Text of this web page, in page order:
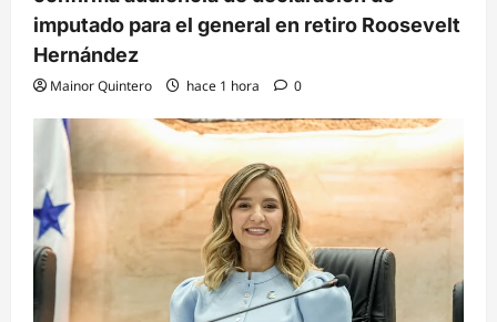
imputado para el general en retiro Roosevelt
Hernández
Mainor Quintero hace 1 hora 0